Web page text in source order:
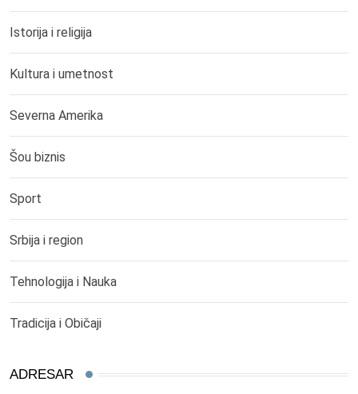
Istorija i religija
Kultura i umetnost
Severna Amerika
Šou biznis
Sport
Srbija i region
Tehnologija i Nauka
Tradicija i Običaji
ADRESAR